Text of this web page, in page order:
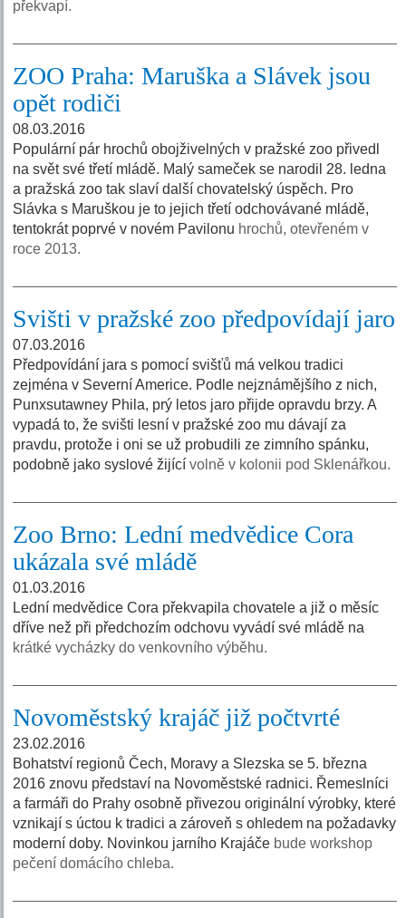
překvapí.
ZOO Praha: Maruška a Slávek jsou
opět rodiči
08.03.2016
Populární pár hrochů obojživelných v pražské zoo přivedl
na svět své třetí mládě. Malý sameček se narodil 28. ledna
a pražská zoo tak slaví další chovatelský úspěch. Pro
Slávka s Maruškou je to jejich třetí odchovávané mládě,
tentokrát poprvé v novém Pavilonu hrochů, otevřeném v
roce 2013.
Svišti v pražské zoo předpovídají jaro
07.03.2016
Předpovídání jara s pomocí svišťů má velkou tradici
zejména v Severní Americe. Podle nejznámějšího z nich,
Punxsutawney Phila, prý letos jaro přijde opravdu brzy. A
vypadá to, že svišti lesní v pražské zoo mu dávají za
pravdu, protože i oni se už probudili ze zimního spánku,
podobně jako syslové žijícívolně v kolonii pod Sklenářkou.
Zoo Brno: Lední medvědice Cora
ukázala své mládě
01.03.2016
Lední medvědice Cora překvapila chovatele a již o měsíc
dříve než při předchozím odchovu vyvádí své mládě na
krátké vycházky do venkovního výběhu.
Novoměstský krajáč již počtvrté
23.02.2016
Bohatství regionů Čech, Moravy a Slezska se 5. března
2016 znovu představí na Novoměstské radnici. Řemeslníci
a farmáři do Prahy osobně přivezou originální výrobky, které
vznikají s úctou k tradici a zároveň s ohledem na požadavky
moderní doby. Novinkou jarního Krajáče bude workshop
pečení domácího chleba.